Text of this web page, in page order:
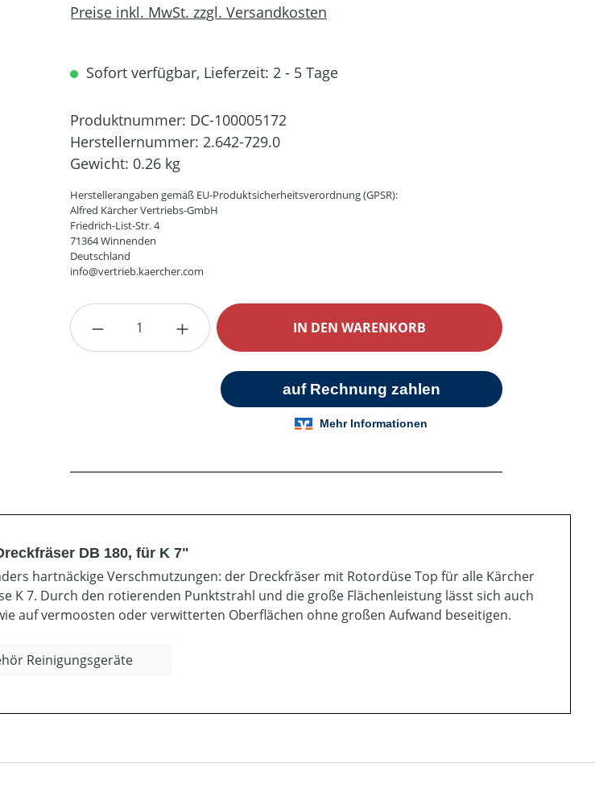
Preise inkl. MwSt. zzgl. Versandkosten
Sofort verfügbar, Lieferzeit: 2 - 5 Tage
Produktnummer: DC-100005172
Herstellernummer: 2.642-729.0
Gewicht: 0.26 kg
Herstellerangaben gemäß EU-Produktsicherheitsverordnung (GPSR):
Alfred Kärcher Vertriebs-GmbH
Friedrich-List-Str. 4
71364 Winnenden
Deutschland
info@vertrieb.kaercher.com
Produkt Anzahl: Gib den gewünschten Wert ein oder
IN DEN WARENKORB
DB 180, für K 7"
hartnäckige Verschmutzungen: der Dreckfräser mit Rotordüse Top für alle Kärcher
K 7. Durch den rotierenden Punktstrahl und die große Flächenleistung lässt sich auch
auf vermoosten oder verwitterten Oberflächen ohne großen Aufwand beseitigen.
Reinigungsgeräte